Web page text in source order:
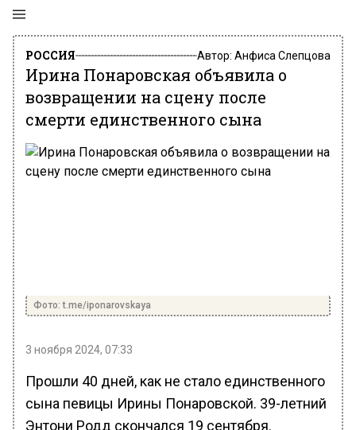
РОССИЯ Автор: Анфиса Слепцова
Ирина Понаровская объявила о
возвращении на сцену после
смерти единственного сына
Фото: t.me/iponarovskaya
3 ноября 2024, 07:33
Прошли 40 дней, как не стало единственного
сына певицы Ирины Понаровской. 39-летний
Энтони Родд скончался 19 сентября.